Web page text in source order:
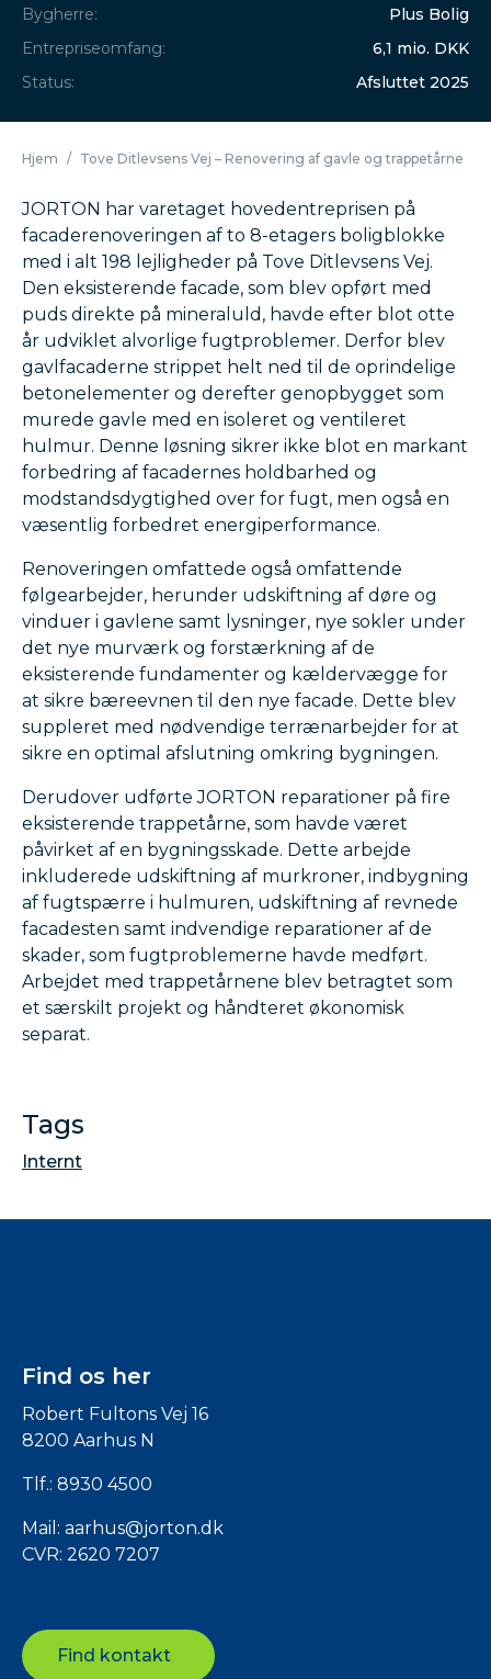
Bygherre:
Plus Bolig
Entrepriseomfang:
6,1 mio. DKK
Status:
Afsluttet 2025
Hjem / Tove Ditlevsens Vej – Renovering af gavle og trappetårne
JORTON har varetaget hovedentreprisen på
facaderenoveringen af to 8-etagers boligblokke
med i alt 198 lejligheder på Tove Ditlevsens Vej.
Den eksisterende facade, som blev opført med
puds direkte på mineraluld, havde efter blot otte
år udviklet alvorlige fugtproblemer. Derfor blev
gavlfacaderne strippet helt ned til de oprindelige
betonelementer og derefter genopbygget som
murede gavle med en isoleret og ventileret
hulmur. Denne løsning sikrer ikke blot en markant
forbedring af facadernes holdbarhed og
modstandsdygtighed over for fugt, men også en
væsentlig forbedret energiperformance.
Renoveringen omfattede også omfattende
følgearbejder, herunder udskiftning af døre og
vinduer i gavlene samt lysninger, nye sokler under
det nye murværk og forstærkning af de
eksisterende fundamenter og kældervægge for
at sikre bæreevnen til den nye facade. Dette blev
suppleret med nødvendige terrænarbejder for at
sikre en optimal afslutning omkring bygningen.
Derudover udførte JORTON reparationer på fire
eksisterende trappetårne, som havde været
påvirket af en bygningsskade. Dette arbejde
inkluderede udskiftning af murkroner, indbygning
af fugtspærre i hulmuren, udskiftning af revnede
facadesten samt indvendige reparationer af de
skader, som fugtproblemerne havde medført.
Arbejdet med trappetårnene blev betragtet som
et særskilt projekt og håndteret økonomisk
separat.
Tags
Internt
Find os her
Robert Fultons Vej 16
8200 Aarhus N
Tlf.: 8930 4500
Mail: aarhus@jorton.dk
CVR: 2620 7207
Find kontakt